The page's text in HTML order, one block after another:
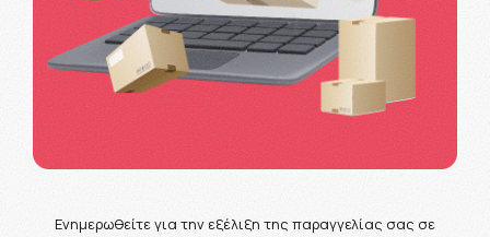
Ενημερωθείτε για την εξέλιξη της παραγγελίας σας σε